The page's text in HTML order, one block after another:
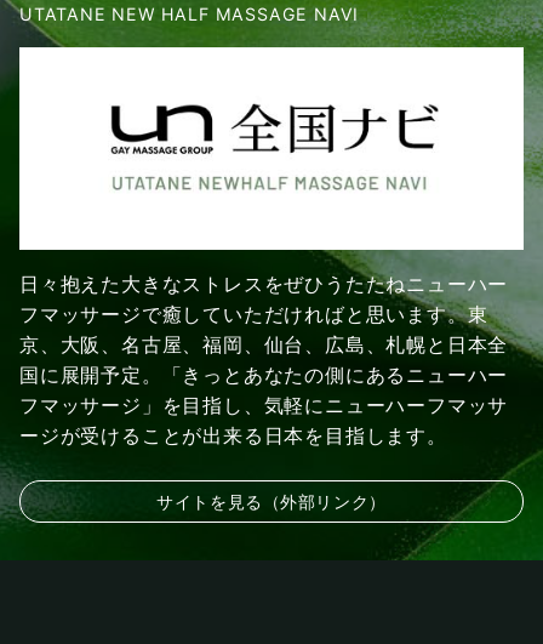
UTATANE NEW HALF MASSAGE NAVI
日々抱えた大きなストレスをぜひうたたねニューハー
フマッサージで癒していただければと思います。東
京、大阪、名古屋、福岡、仙台、広島、札幌と日本全
国に展開予定。「きっとあなたの側にあるニューハー
フマッサージ」を目指し、気軽にニューハーフマッサ
ージが受けることが出来る日本を目指します。
サイトを見る（外部リンク）